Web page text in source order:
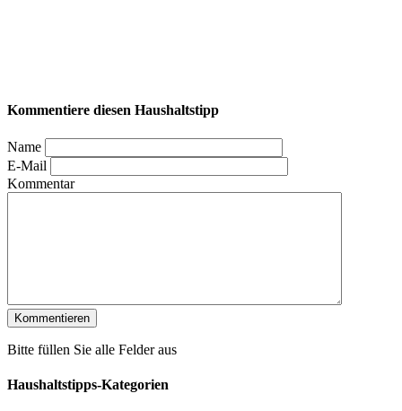
Kommentiere diesen Haushaltstipp
Name
E-Mail
Kommentar
Bitte füllen Sie alle Felder aus
Haushaltstipps-Kategorien